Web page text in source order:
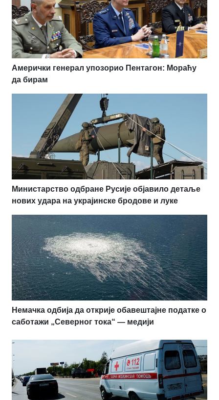
Амерички генерал упозорио Пентагон: Мораћу
да бирам
Министарство одбране Русије објавило детаље
нових удара на украјинске бродове и луке
Немачка одбија да открије обавештајне податке о
саботажи „Северног тока“ — медији